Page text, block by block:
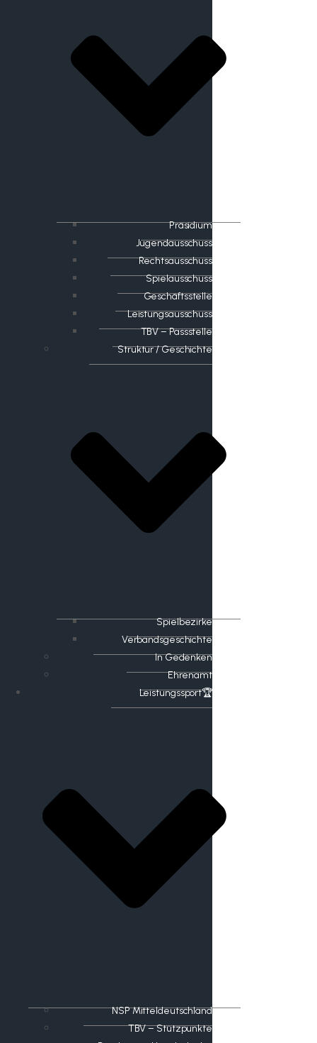
Präsidium
Jugendausschuss
Rechtsausschuss
Spielausschuss
Geschäftsstelle
Leistungsausschuss
TBV – Passstelle
Struktur / Geschichte
Spielbezirke
Verbandsgeschichte
In Gedenken
Ehrenamt
​Leistungssport🏆
NSP Mitteldeutschland
TBV – Stützpunkte